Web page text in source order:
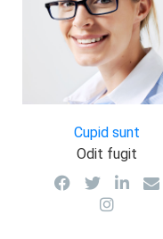
Cupid sunt
Odit fugit
Amus placerat, tellus
vel interdum posuere,
lacus enim tempor